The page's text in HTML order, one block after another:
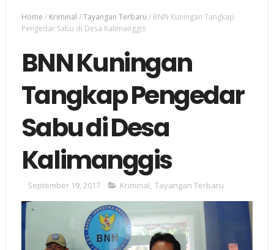
Home / Kriminal /Tayangan Terbaru / BNN Kuningan Tangkap
Pengedar Sabu di Desa Kalimanggis
BNN Kuningan
Tangkap Pengedar
Sabu di Desa
Kalimanggis
September 19, 2017 Kriminal Tayangan Terbaru